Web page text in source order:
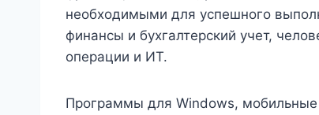
необходимыми для успешного
финансы и бухгалтерский учет,
операции и ИТ.
Программы для Windows,